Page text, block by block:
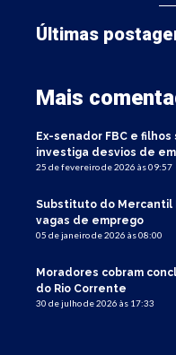
Últimas
Mais
Ex-senador FBC e
investiga desvios de
25 de fevereiro de 2026 às 09:57
Substituto do Mercantil
vagas de emprego
05 de janeiro de 2026 às 08:00
Moradores cobram
do Rio Corrente
30 de julho de 2026 às 17:33